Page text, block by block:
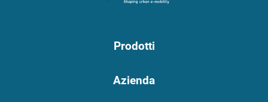
Prodotti
Azienda